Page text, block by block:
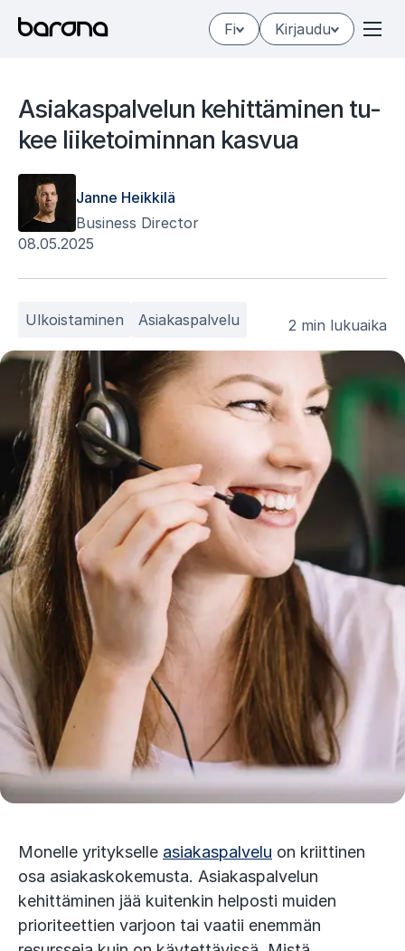
sisältöön
Kirjaudu
Fi
Asia­kas­pal­ve­lun ke­hit­tä­mi­nen tu­
kee lii­ke­toi­min­nan kas­vua
Janne Heikkilä
Business Director
08.05.2025
Ulkoistaminen Asiakaspalvelu 2 min lukuaika
Monelle yritykselle asiakaspalvelu on kriittinen
osa asiakaskokemusta. Asiakaspalvelun
kehittäminen jää kuitenkin helposti muiden
prioriteettien varjoon tai vaatii enemmän